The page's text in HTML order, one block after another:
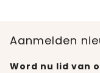
Aanmelden
Word nu lid van